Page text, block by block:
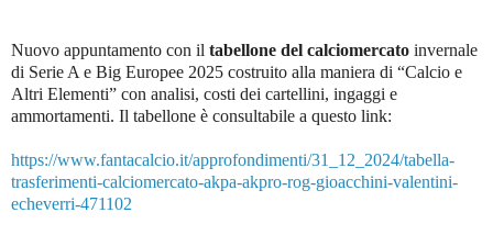
Nuovo appuntamento con il tabellone del calciomercato invernale
di Serie A e Big Europee 2025 costruito alla maniera di “Calcio e
Altri Elementi” con analisi, costi dei cartellini, ingaggi e
ammortamenti. Il tabellone è consultabile a questo link:
https://www.fantacalcio.it/approfondimenti/31_12_2024/tabella-
trasferimenti-calciomercato-akpa-akpro-rog-gioacchini-valentini-
echeverri-471102